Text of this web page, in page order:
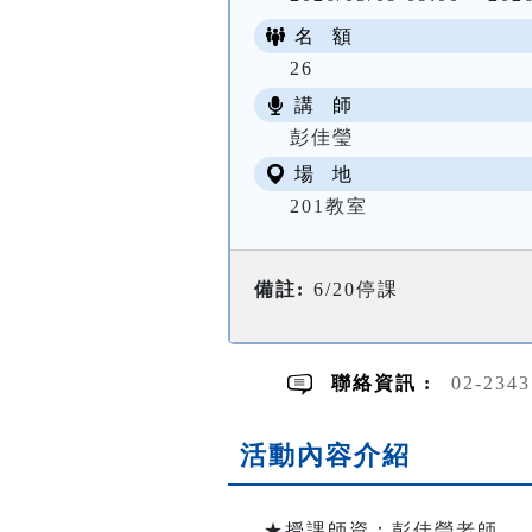
名 額
26
講 師
彭佳瑩
場 地
201教室
備註: 6/20停課
聯絡資訊 : 02-
活動內容介紹